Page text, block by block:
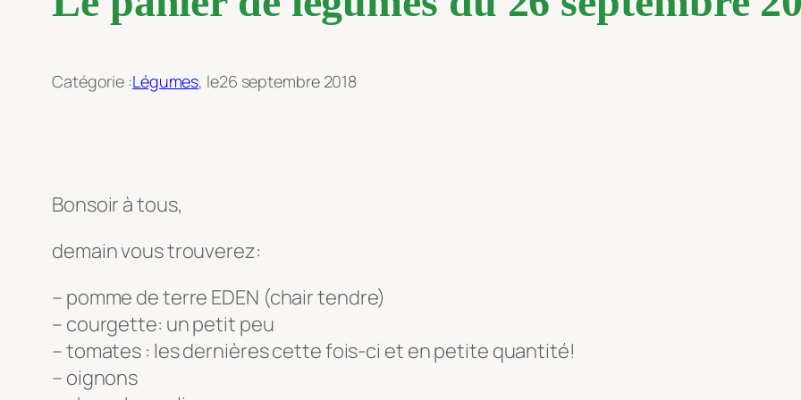
Catégorie :Légumes, le26 septembre 2018
Bonsoir à tous,
demain vous trouverez:
– pomme de terre EDEN (chair tendre)
– courgette: un petit peu
– tomates : les dernières cette fois-ci et en petite quantité!
– oignons